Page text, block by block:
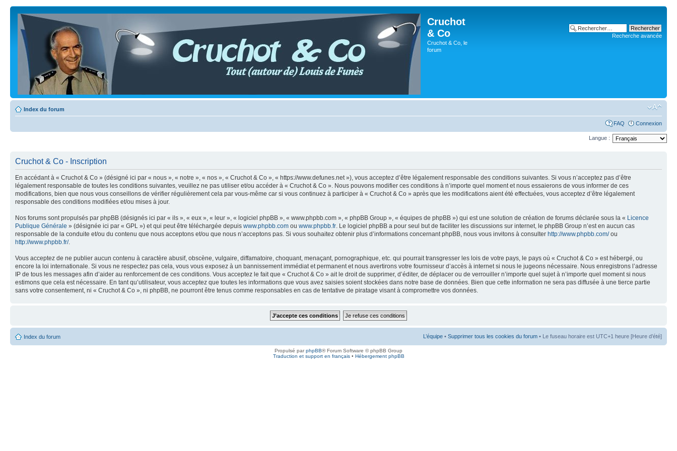
Cruchot
& Co
Cruchot & Co, le
forum
Recherche avancée
Index du forum
FAQ Connexion
Langue :
Cruchot & Co - Inscription
En accédant à « Cruchot & Co » (désigné ici par « nous », « notre », « nos », « Cruchot & Co », « https://www.defunes.net »), vous acceptez d’être légalement responsable des conditions suivantes. Si vous n’acceptez pas d’être
légalement responsable de toutes les conditions suivantes, veuillez ne pas utiliser et/ou accéder à « Cruchot & Co ». Nous pouvons modifier ces conditions à n’importe quel moment et nous essaierons de vous informer de ces
modifications, bien que nous vous conseillons de vérifier régulièrement cela par vous-même car si vous continuez à participer à « Cruchot & Co » après que les modifications aient été effectuées, vous acceptez d’être légalement
responsable des conditions modifiées et/ou mises à jour.
Nos forums sont propulsés par phpBB (désignés ici par « ils », « eux », « leur », « logiciel phpBB », « www.phpbb.com », « phpBB Group », « équipes de phpBB ») qui est une solution de création de forums déclarée sous la « Licence
Publique Générale » (désignée ici par « GPL ») et qui peut être téléchargée depuis www.phpbb.com ou www.phpbb.fr . Le logiciel phpBB a pour seul but de faciliter les discussions sur internet, le phpBB Group n’est en aucun cas
responsable de la conduite et/ou du contenu que nous acceptons et/ou que nous n’acceptons pas. Si vous souhaitez obtenir plus d’informations concernant phpBB, nous vous invitons à consulter http://www.phpbb.com/ou
http://www.phpbb.fr/.
Vous acceptez de ne publier aucun contenu à caractère abusif, obscène, vulgaire, diffamatoire, choquant, menaçant, pornographique, etc. qui pourrait transgresser les lois de votre pays, le pays où « Cruchot & Co » est hébergé, ou
encore la loi internationale. Si vous ne respectez pas cela, vous vous exposez à un bannissement immédiat et permanent et nous avertirons votre fournisseur d’accès à internet si nous le jugeons nécessaire. Nous enregistrons l’adresse
IP de tous les messages afin d’aider au renforcement de ces conditions. Vous acceptez le fait que « Cruchot & Co » ait le droit de supprimer, d’éditer, de déplacer ou de verrouiller n’importe quel sujet à n’importe quel moment si nous
estimons que cela est nécessaire. En tant qu’utilisateur, vous acceptez que toutes les informations que vous avez saisies soient stockées dans notre base de données. Bien que cette information ne sera pas diffusée à une tierce partie
sans votre consentement, ni « Cruchot & Co », ni phpBB, ne pourront être tenus comme responsables en cas de tentative de piratage visant à compromettre vos données.
Index du forum L’équipe • Supprimer tous les cookies du forum • Le fuseau horaire est UTC+1 heure [Heure d’été]
Propulsé parphpBB® Forum Software © phpBB Group
Traduction et support en français• Hébergement phpBB